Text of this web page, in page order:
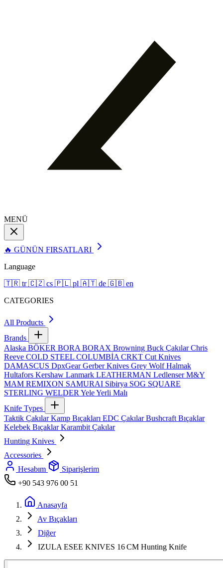
MENÜ
🔥 GÜNÜN FIRSATLARI
Language
🇹🇷 tr 🇨🇿 cs 🇵🇱 pl 🇦🇹 de 🇬🇧 en
CATEGORIES
All Products
Brands
Alaska BÖKER BORA BORAX Browning Buck ÇakılarChris
Reeve COLD STEEL COLUMBİA CRKT Cut Knives
DAMASCUS DpxGearGerber Knives Grey WolfHalmak
Hultafors Kershaw Lanmark LEATHERMAN LedlenserM&Y
MAM REMIXON SAMURAI Sibirya SOG SQUARE
STERLING WELDER YeleYerli Malı
Knife Types
Taktik ÇakılarKamp Bıçakları EDC ÇakılarBushcraft Bıçaklar
Kelebek BıçaklarKarambit Çakılar
Hunting Knives
Accessories
Hesabım
Siparişlerim
+90 543 976 00 51
Anasayfa
Av Bıçakları
Diğer
IZULA ESEE KNIVES 16 CM Hunting Knife